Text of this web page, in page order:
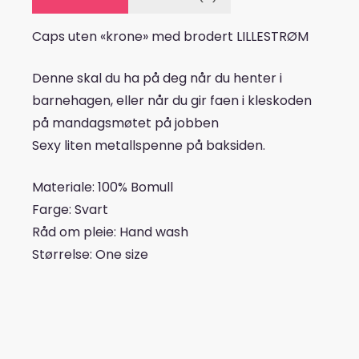
Caps uten «krone» med brodert LILLESTRØM
Denne skal du ha på deg når du henter i
barnehagen, eller når du gir faen i kleskoden
på mandagsmøtet på jobben
Sexy liten metallspenne på baksiden.
Materiale: 100% Bomull
Farge: Svart
Råd om pleie: Hand wash
Størrelse: One size